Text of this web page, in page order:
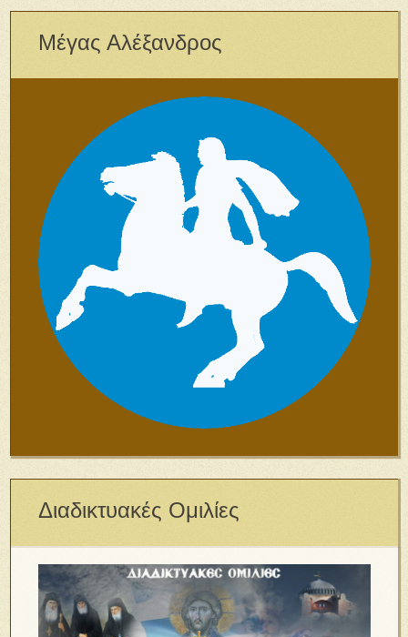
Μέγας Αλέξανδρος
Διαδικτυακές Ομιλίες